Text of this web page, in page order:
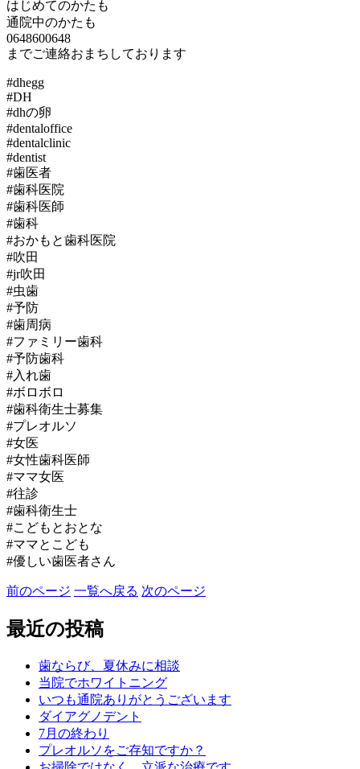
はじめてのかたも
通院中のかたも
0648600648
までご連絡おまちしております
#dhegg
#DH
#dhの卵
#dentaloffice
#dentalclinic
#dentist
#歯医者
#歯科医院
#歯科医師
#歯科
#おかもと歯科医院
#吹田
#jr吹田
#虫歯
#予防
#歯周病
#ファミリー歯科
#予防歯科
#入れ歯
#ボロボロ
#歯科衛生士募集
#プレオルソ
#女医
#女性歯科医師
#ママ女医
#往診
#歯科衛生士
#こどもとおとな
#ママとこども
#優しい歯医者さん
前のページ 一覧へ戻る 次のページ
最近の投稿
歯ならび、夏休みに相談
当院でホワイトニング
いつも通院ありがとうございます
ダイアグノデント
7月の終わり
プレオルソをご存知ですか？